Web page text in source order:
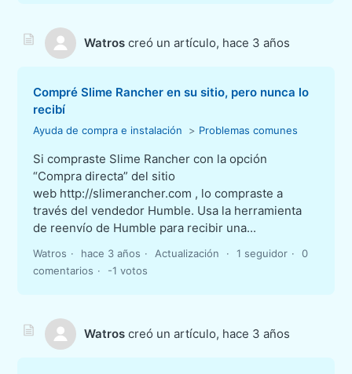
Watros creó un artículo, hace 3 años
Compré Slime Rancher en su sitio, pero nunca lo
recibí
Ayuda de compra e instalación Problemas comunes
Si compraste Slime Rancher con la opción
“Compra directa” del sitio
web http://slimerancher.com , lo compraste a
través del vendedor Humble. Usa la herramienta
de reenvío de Humble para recibir una...
Watros hace 3 años Actualización 1 seguidor
0
comentarios
-1 votos
Watros creó un artículo, hace 3 años